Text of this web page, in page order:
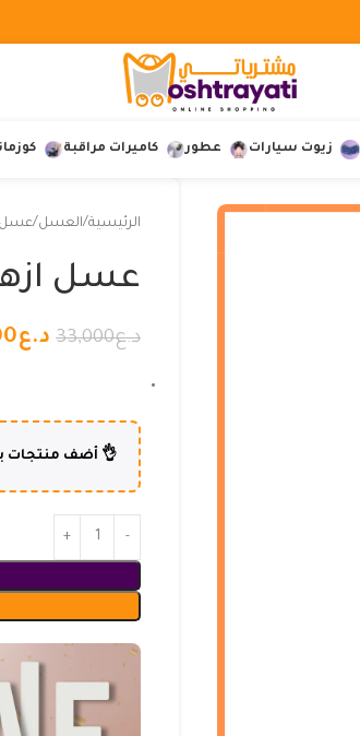
زيوت سيارات عطور كاميرات مراقبة
الرئيسية العسل عسل
عسل ازهار
د.ع33,000 د.ع
👌 أضف منتجات بقيمة [250] ألف و أكثر وإستفد